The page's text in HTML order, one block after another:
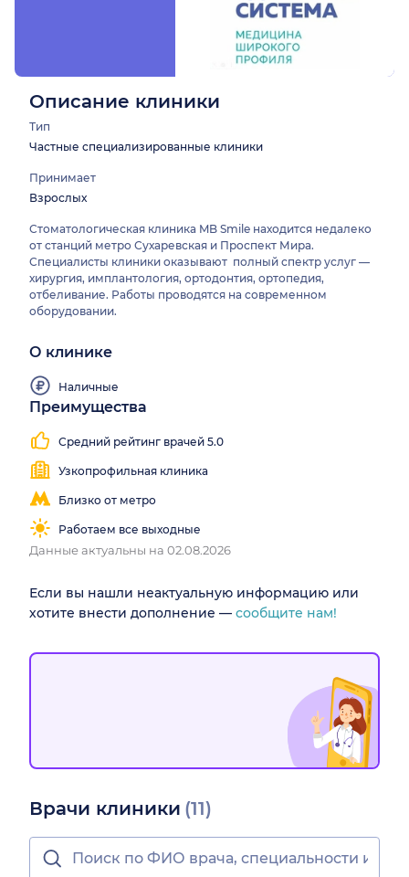
Описание клиники
Тип
Частные специализированные клиники
Принимает
Взрослых
Стоматологическая клиника MB Smile находится недалеко
от станций метро Сухаревская и Проспект Мира.
Специалисты клиники оказывают полный спектр услуг —
хирургия, имплантология, ортодонтия, ортопедия,
отбеливание. Работы проводятся на современном
оборудовании.
О клинике
Наличные
Преимущества
Средний рейтинг врачей 5.0
Узкопрофильная клиника
Близко от метро
Работаем все выходные
Данные актуальны на 02.08.2026
Если вы нашли неактуальную информацию или
хотите внести дополнение — сообщите нам!
Врачи клиники (11)